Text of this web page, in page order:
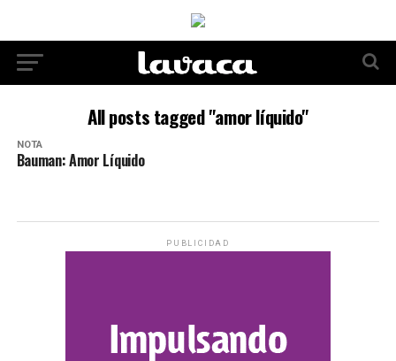
All posts tagged "amor líquido"
NOTA
Bauman: Amor Líquido
PUBLICIDAD